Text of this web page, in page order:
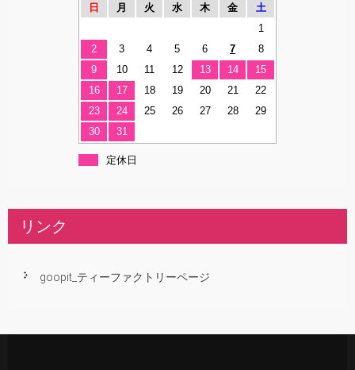
日
月 火 水 木 金
土
1
2
3 4 5 6 7
8
9
10 11 12 13 14
15
16
17 18 19 20 21
22
23
24 25 26 27 28
29
30
31
定休日
リンク
goopit_ティーファクトリーページ